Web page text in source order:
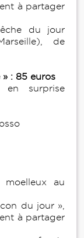
à partager
du jour
de
: 85 euros
surprise
au
du jour »,
à partager